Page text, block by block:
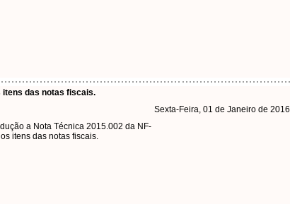
itens das notas fiscais.
Sexta-Feira, 01 de Janeiro de 2016
a Nota Técnica 2015.002 da NF-
itens das notas fiscais.